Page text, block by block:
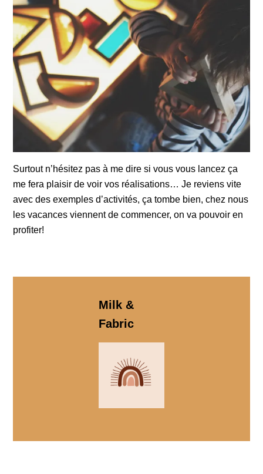
Surtout n’hésitez pas à me dire si vous vous lancez ça
me fera plaisir de voir vos réalisations… Je reviens vite
avec des exemples d’activités, ça tombe bien, chez nous
les vacances viennent de commencer, on va pouvoir en
profiter!
Milk &
Fabric